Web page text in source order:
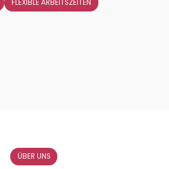
FLEXIBLE ARBEITSZEITEN
ÜBER UNS